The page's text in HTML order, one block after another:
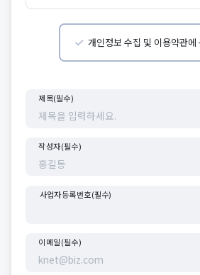
개인정보 수집 및 이용약관에
제목(필수)
작성자(필수)
사업자등록번호(필수)
이메일(필수)